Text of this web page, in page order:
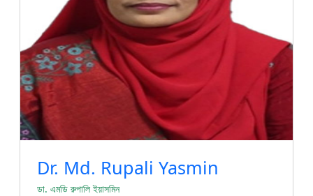
Dr. Md. Rupali Yasmin
ডা. এমডি রুপালি ইয়াসমিন